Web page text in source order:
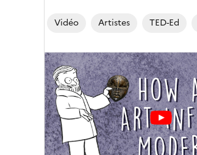
Vidéo Artistes TED-Ed